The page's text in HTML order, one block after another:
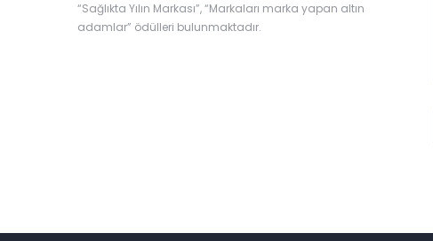
“Sağlıkta Yılın Markası”, “Markaları marka yapan altın
adamlar” ödülleri bulunmaktadır.